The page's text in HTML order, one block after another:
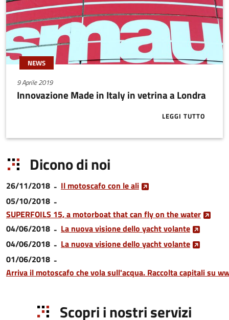
NEWS
9 Aprile 2019
Innovazione Made in Italy in vetrina a Londra
LEGGI TUTTO
ABOUT
Dicono di noi
26/11/2018
Il motoscafo con le ali
05/10/2018
SUPERFOILS 15, a motorboat that can fly on the water
04/06/2018
La nuova visione dello yacht volante
04/06/2018
La nuova visione dello yacht volante
01/06/2018
Arriva il motoscafo che vola sull'acqua. Raccolta capitali su
Scopri i nostri servizi